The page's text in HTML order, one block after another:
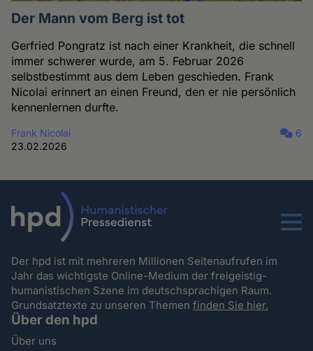
Der Mann vom Berg ist tot
Gerfried Pongratz ist nach einer Krankheit, die schnell
immer schwerer wurde, am 5. Februar 2026
selbstbestimmt aus dem Leben geschieden. Frank
Nicolai erinnert an einen Freund, den er nie persönlich
kennenlernen durfte.
Frank Nicolai
23.02.2026
6
Menu
Der hpd ist mit mehreren Millionen Seitenaufrufen im
Jahr das wichtigste Online-Medium der freigeistig-
humanistischen Szene im deutschsprachigen Raum.
Grundsatztexte zu unseren Themenfinden Sie hier.
Über den hpd
Über uns